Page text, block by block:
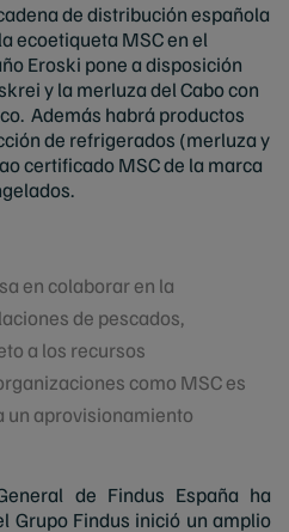
de distribución española
ecoetiqueta MSC en el
Eroski pone a disposición
y la merluza del Cabo con
Además habrá productos
de refrigerados (merluza y
certificado MSC de la marca
en colaborar en la
de pescados,
a los recursos
como MSC es
un aprovisionamiento
de Findus España ha
Grupo Findus inició un amplio